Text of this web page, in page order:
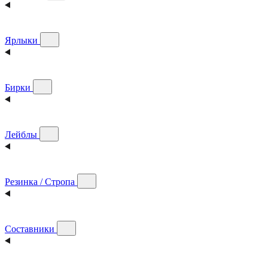
Ярлыки
Бирки
Лейблы
Резинка / Стропа
Составники